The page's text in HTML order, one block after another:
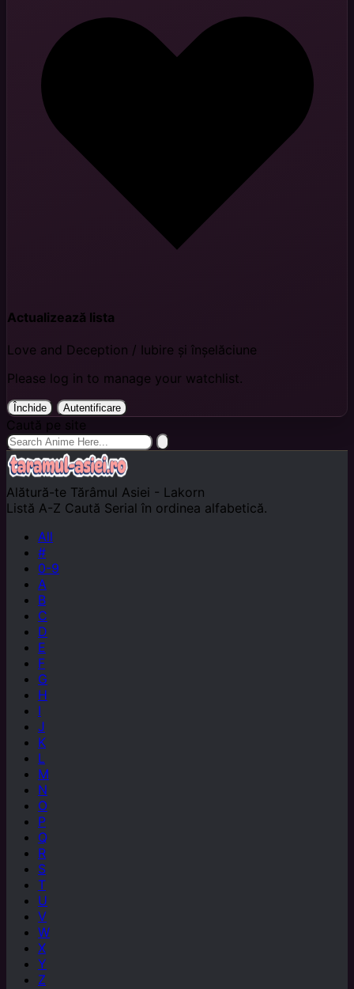
Actualizează lista
Love and Deception / Iubire și înșelăciune
Please log in to manage your watchlist.
Închide Autentificare
Caută pe site
Alătură-te Tărâmul Asiei - Lakorn
Listă A-Z Caută Serial în ordinea alfabetică.
All
#
0-9
A
B
C
D
E
F
G
H
I
J
K
L
M
N
O
P
Q
R
S
T
U
V
W
X
Y
Z